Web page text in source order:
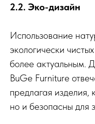
2.2. Эко-дизайн
Использование
экологически
более актуальным.
BuGe Furniture
предлагая изделия,
но и безопасны для